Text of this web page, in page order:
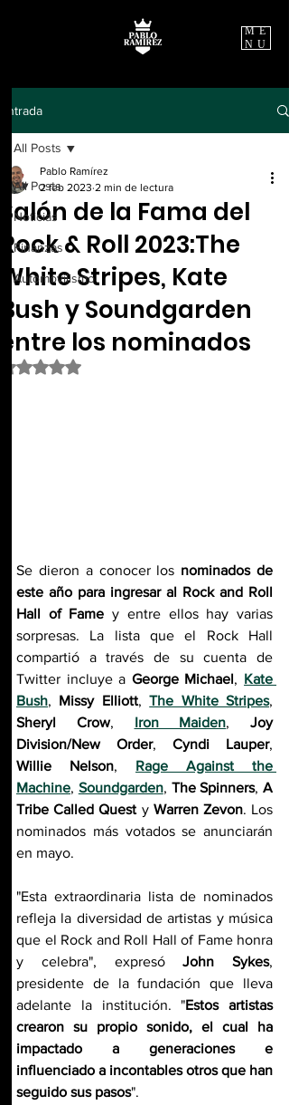
ME
NU
Entrada
All Posts
Noticias
Finanzas
Automovilismo
All Posts
Salón de la Fama del
Rock & Roll 2023:The
White Stripes, Kate
Bush y Soundgarden
entre los nominados
Pablo Ramírez
2 feb 2023 2 min de lectura
Obtuvo NaN de 5 estrellas.
Se dieron a conocer los nominados de
este año para ingresar al Rock and Roll
Hall of Fame y entre ellos hay varias
sorpresas. La lista que el Rock Hall
compartió a través de su cuenta de
Twitter incluye a George Michael, Kate
Bush, Missy Elliott, The White Stripes
Sheryl Crow, Iron Maiden, Joy
Division/New Order, Cyndi Lauper
Willie Nelson, Rage Against the
Machine, Soundgarden, The Spinners, A
Tribe Called Quest y Warren Zevon. Los
nominados más votados se anunciarán
en mayo.
"Esta extraordinaria lista de nominados
refleja la diversidad de artistas y música
que el Rock and Roll Hall of Fame honra
y celebra", expresó John Sykes,
presidente de la fundación que lleva
adelante la institución. "Estos artistas
crearon su propio sonido, el cual ha
impactado a generaciones e
influenciado a incontables otros que han
seguido sus pasos".